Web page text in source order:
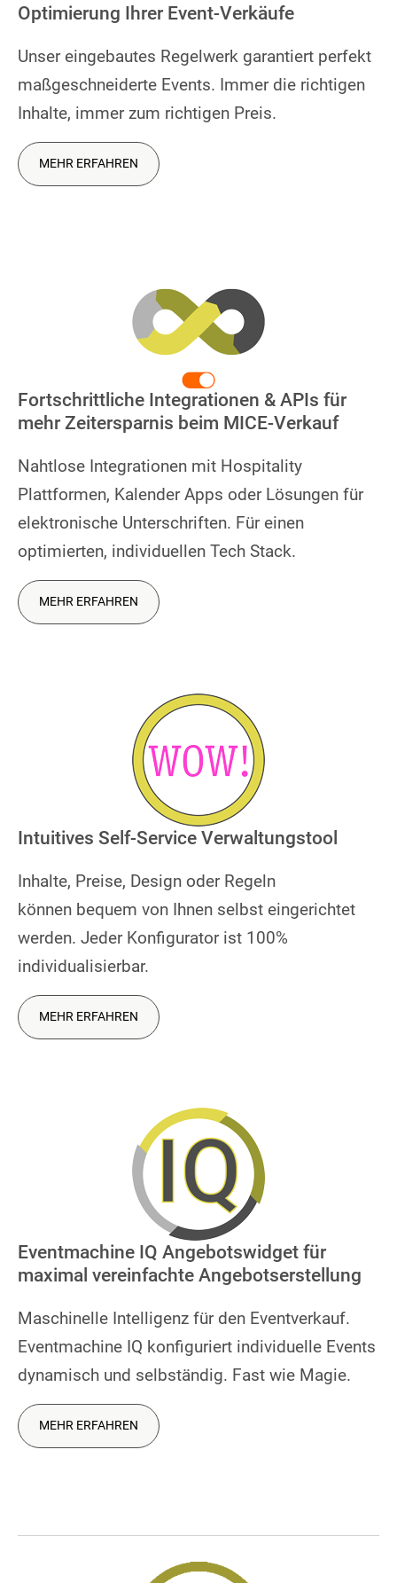
Optimierung Ihrer Event-Verkäufe
Unser eingebautes Regelwerk garantiert perfekt
maßgeschneiderte Events. Immer die richtigen
Inhalte, immer zum richtigen Preis.
MEHR ERFAHREN
Fortschrittliche Integrationen & APIs für
mehr Zeitersparnis beim MICE-Verkauf
Nahtlose Integrationen mit Hospitality
Plattformen, Kalender Apps oder Lösungen für
elektronische Unterschriften. Für einen
optimierten, individuellen Tech Stack.
MEHR ERFAHREN
Intuitives Self-Service Verwaltungstool
Inhalte, Preise, Design oder Regeln
können bequem von Ihnen selbst eingerichtet
werden. Jeder Konfigurator ist 100%
individualisierbar.
MEHR ERFAHREN
Eventmachine IQ Angebotswidget für
maximal vereinfachte Angebotserstellung
Maschinelle Intelligenz für den Eventverkauf.
Eventmachine IQ konfiguriert individuelle Events
dynamisch und selbständig. Fast wie Magie.
MEHR ERFAHREN